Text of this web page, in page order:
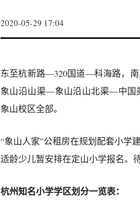
2020-05-29 17:04
东至杭新路—320国道—科海路，
象山沿山渠—象山沿山北渠—中国
象山校区全部。
“象山人家”公租房在规划配套小学
适龄少儿暂安排在定山小学报名。
杭州知名小学学区划分一览表：